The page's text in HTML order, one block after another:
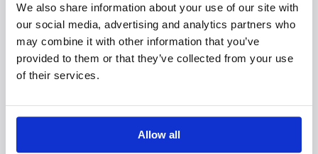
We also share information about your use of our site with
our social media, advertising and analytics partners who
may combine it with other information that you’ve
provided to them or that they’ve collected from your use
of their services.
Allow all
Deelnemers kunnen deze vaardigheden verder
oefenen door gebruik te maken van
geluidsopnamen die tijdens de cursus worden
aangereikt.
Deze Capita Selecta is door deSKGV